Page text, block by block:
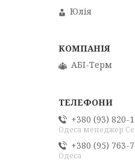
Юлія
АБІ-Терм
+380 (93) 820-
Одеса менеджер
+380 (95) 763-
Одеса